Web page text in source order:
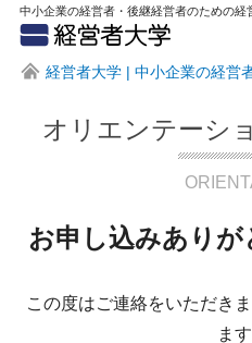
中小企業の経営者・後継経営者のための経
経営者大学 | 中小企業の経営
オリエンテーシ
お申し込みありが
この度はご連絡をいただき
ます